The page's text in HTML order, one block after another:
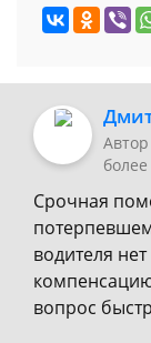
Срочная
водителя
вопрос